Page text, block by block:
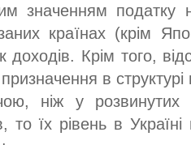
значенням податку
країнах (крім
доходів. Крім того,
в
ніж у розвинутих
то їх рівень в